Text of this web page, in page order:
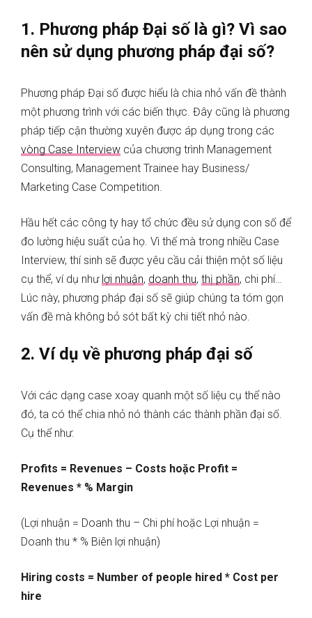
1. Phương pháp Đại số là gì? Vì sao
nên sử dụng phương pháp đại số?
Phương pháp Đại số được hiểu là chia nhỏ vấn đề thành
một phương trình với các biến thực. Đây cũng là phương
pháp tiếp cận thường xuyên được áp dụng trong các
vòng Case Interview của chương trình Management
Consulting, Management Trainee hay Business/
Marketing Case Competition.
Hầu hết các công ty hay tổ chức đều sử dụng con số để
đo lường hiệu suất của họ. Vì thế mà trong nhiều Case
Interview, thí sinh sẽ được yêu cầu cải thiện một số liệu
cụ thể, ví dụ như lợi nhuận, doanh thu, thị phần, chi phí…
Lúc này, phương pháp đại số sẽ giúp chúng ta tóm gọn
vấn đề mà không bỏ sót bất kỳ chi tiết nhỏ nào.
2. Ví dụ về phương pháp đại số
Với các dạng case xoay quanh một số liệu cụ thể nào
đó, ta có thể chia nhỏ nó thành các thành phần đại số.
Cụ thể như:
Profits = Revenues – Costs hoặc Profit =
Revenues * % Margin
(Lợi nhuận = Doanh thu – Chi phí hoặc Lợi nhuận =
Doanh thu * % Biên lợi nhuận)
Hiring costs = Number of people hired * Cost per
hire